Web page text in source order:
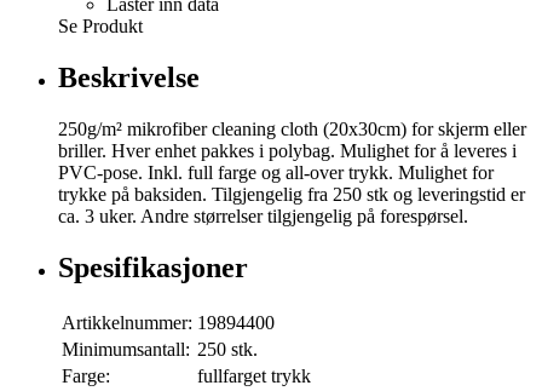
Laster inn data
Se Produkt
Beskrivelse
250g/m² mikrofiber cleaning cloth (20x30cm) for skjerm eller
briller. Hver enhet pakkes i polybag. Mulighet for å leveres i
PVC-pose. Inkl. full farge og all-over trykk. Mulighet for
trykke på baksiden. Tilgjengelig fra 250 stk og leveringstid er
ca. 3 uker. Andre størrelser tilgjengelig på forespørsel.
Spesifikasjoner
Artikkelnummer: 19894400
Minimumsantall: 250 stk.
Farge:
fullfarget trykk